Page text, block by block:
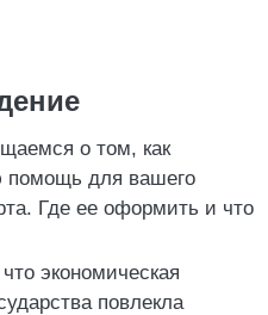
о том, как
помощь для вашего
Где ее оформить и что
экономическая
повлекла